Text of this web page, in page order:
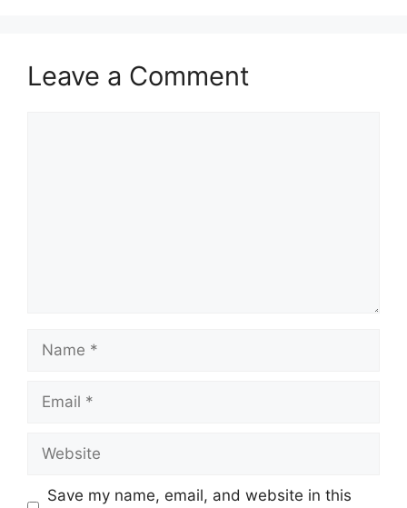
Leave a Comment
Name
Email
Website
Save my name, email, and website in this